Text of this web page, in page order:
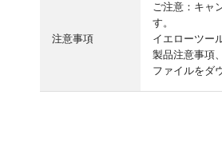
注意事項
ご注意：キャ
す。
イエローツー
製品注意事項
ファイルをダ